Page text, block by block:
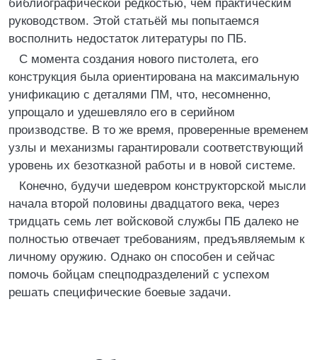
библиографической редкостью, чем практическим
руководством. Этой статьёй мы попытаемся
восполнить недостаток литературы по ПБ.
С момента создания нового пистолета, его
конструкция была ориентирована на максимальную
унификацию с деталями ПМ, что, несомненно,
упрощало и удешевляло его в серийном
производстве. В то же время, проверенные временем
узлы и механизмы гарантировали соответствующий
уровень их безотказной работы и в новой системе.
Конечно, будучи шедевром конструкторской мысли
начала второй половины двадцатого века, через
тридцать семь лет войсковой службы ПБ далеко не
полностью отвечает требованиям, предъявляемым к
личному оружию. Однако он способен и сейчас
помочь бойцам спецподразделений с успехом
решать специфические боевые задачи.